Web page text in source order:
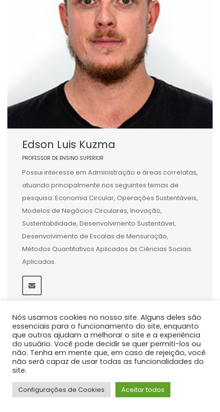
Edson Luis Kuzma
PROFESSOR DE ENSINO SUPERIOR
Possui interesse em Administração e áreas correlatas,
atuando principalmente nos seguintes temas de
pesquisa: Economia Circular, Operações Sustentáveis,
Modelos de Negócios Circulares, Inovação,
Sustentabilidade, Desenvolvimento Sustentável,
Desenvolvimento de Escalas de Mensuração,
Métodos Quantitativos Aplicados às Ciências Sociais
Aplicadas.
Nós usamos cookies no nosso site. Alguns deles são
essenciais para o funcionamento do site, enquanto
que outros ajudam a melhorar o site e a experiência
do usuário. Você pode decidir se quer permiti-los ou
não. Tenha em mente que, em caso de rejeição, você
não será capaz de usar todas as funcionalidades do
site.
Configurações de Cookies Aceitar todos